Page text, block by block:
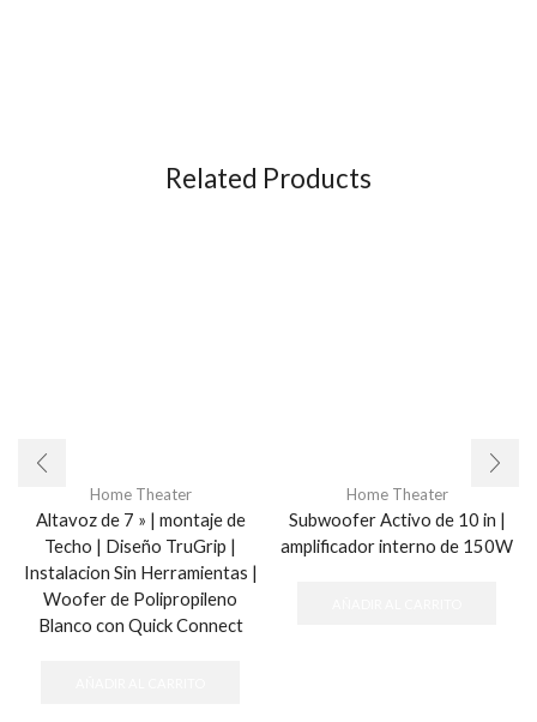
Related Products
Home Theater
Altavoz de 7 » | montaje de
Techo | Diseño TruGrip |
Instalacion Sin Herramientas |
Woofer de Polipropileno
Blanco con Quick Connect
Home Theater
Subwoofer Activo de 10 in |
amplificador interno de 150W